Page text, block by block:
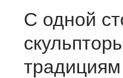
С одной